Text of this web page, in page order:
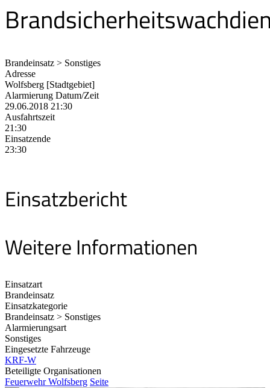
Brandeinsatz > Sonstiges
Adresse
Wolfsberg [Stadtgebiet]
Alarmierung Datum/Zeit
29.06.2018 21:30
Ausfahrtszeit
21:30
Einsatzende
23:30
Einsatzbericht
Weitere Informationen
Einsatzart
Brandeinsatz
Einsatzkategorie
Brandeinsatz > Sonstiges
Alarmierungsart
Sonstiges
Eingesetzte Fahrzeuge
KRF-W
Beteiligte Organisationen
Feuerwehr Wolfsberg Seite